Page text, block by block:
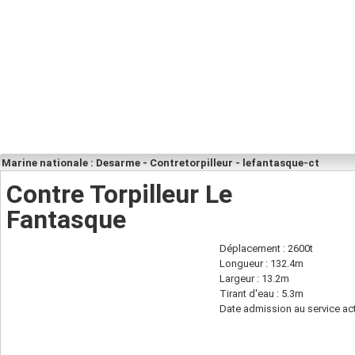
Marine nationale : Desarme - Contretorpilleur - lefantasque-ct
Contre Torpilleur Le
Fantasque
Déplacement : 2600t
Longueur : 132.4m
Largeur : 13.2m
Tirant d'eau : 5.3m
Date admission au service